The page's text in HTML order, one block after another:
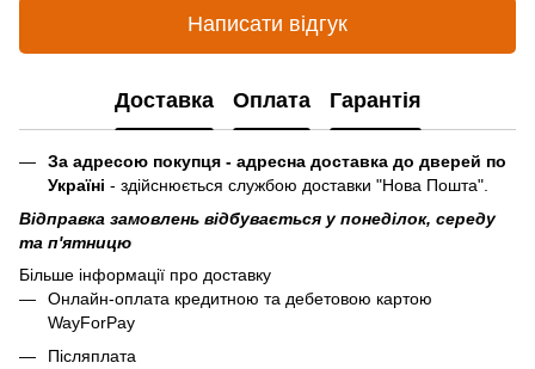
Написати відгук
Доставка Оплата Гарантія
За адресою покупця - адресна доставка до дверей по
Україні - здійснюється службою доставки "Нова Пошта".
Відправка замовлень відбувається у понеділок, середу
та п'ятницю
Більше інформації про доставку
Онлайн-оплата кредитною та дебетовою картою
WayForPay
Післяплата